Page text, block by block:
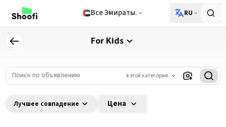
Все Эмираты. RU
For Kids
в этой категории.
Лучшее совпадение Цена